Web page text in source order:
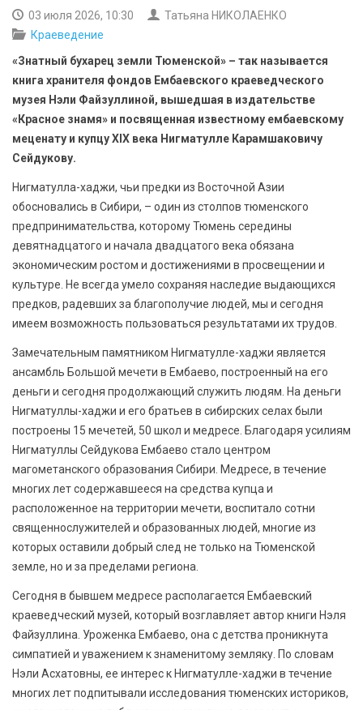
03 июля 2026, 10:30
Татьяна НИКОЛАЕНКО
Краеведение
«Знатный бухарец земли Тюменской» – так называется
книга хранителя фондов Ембаевского краеведческого
музея Нэли Файзуллиной, вышедшая в издательстве
«Красное знамя» и посвященная известному ембаевскому
меценату и купцу XIX века Нигматулле Карамшаковичу
Сейдукову.
Нигматулла-хаджи, чьи предки из Восточной Азии
обосновались в Сибири, – один из столпов тюменского
предпринимательства, которому Тюмень середины
девятнадцатого и начала двадцатого века обязана
экономическим ростом и достижениями в просвещении и
культуре. Не всегда умело сохраняя наследие выдающихся
предков, радевших за благополучие людей, мы и сегодня
имеем возможность пользоваться результатами их трудов.
Замечательным памятником Нигматулле-хаджи является
ансамбль Большой мечети в Ембаево, построенный на его
деньги и сегодня продолжающий служить людям. На деньги
Нигматуллы-хаджи и его братьев в сибирских селах были
построены 15 мечетей, 50 школ и медресе. Благодаря усилиям
Нигматуллы Сейдукова Ембаево стало центром
магометанского образования Сибири. Медресе, в течение
многих лет содержавшееся на средства купца и
расположенное на территории мечети, воспитало сотни
священнослужителей и образованных людей, многие из
которых оставили добрый след не только на Тюменской
земле, но и за пределами региона.
Сегодня в бывшем медресе располагается Ембаевский
краеведческий музей, который возглавляет автор книги Нэля
Файзуллина. Уроженка Ембаево, она с детства проникнута
симпатией и уважением к знаменитому земляку. По словам
Нэли Асхатовны, ее интерес к Нигматулле-хаджи в течение
многих лет подпитывали исследования тюменских историков,